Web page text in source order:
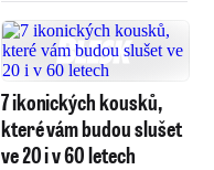
7 ikonických kousků,
které vám budou slušet
ve 20 i v 60 letech